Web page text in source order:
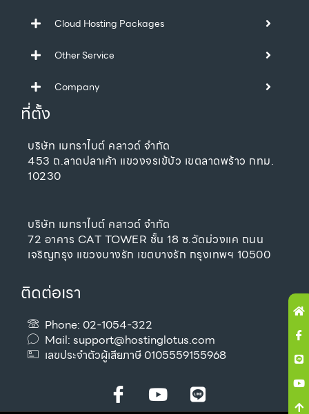
Cloud Hosting Packages
Other Service
Company
ที่ตั้ง
บริษัท เมทราไบต์ คลาวด์ จำกัด
453 ถ.ลาดปลาเค้า แขวงจรเข้บัว เขตลาดพร้าว กทม.
10230
บริษัท เมทราไบต์ คลาวด์ จำกัด
72 อาคาร CAT TOWER ชั้น 18 ซ.วัดม่วงแค ถนน
เจริญกรุง แขวงบางรัก เขตบางรัก กรุงเทพฯ 10500
ติดต่อเรา
Phone: 02-1054-322
Mail: support@hostinglotus.com
เลขประจำตัวผู้เสียภาษี 0105559155968
I
c
Y
o
L
i